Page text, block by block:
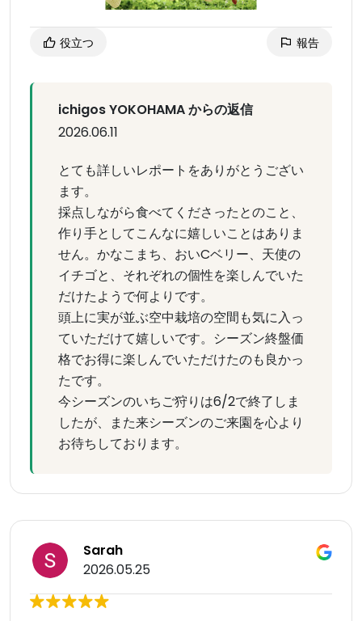
役立つ 報告
ichigos YOKOHAMA からの返信
2026.06.11
とても詳しいレポートをありがとうござい
ます。
採点しながら食べてくださったとのこと、
作り手としてこんなに嬉しいことはありま
せん。かなこまち、おいCベリー、天使の
イチゴと、それぞれの個性を楽しんでいた
だけたようで何よりです。
頭上に実が並ぶ空中栽培の空間も気に入っ
ていただけて嬉しいです。シーズン終盤価
格でお得に楽しんでいただけたのも良かっ
たです。
今シーズンのいちご狩りは6/2で終了しま
したが、また来シーズンのご来園を心より
お待ちしております。
Sarah
2026.05.25